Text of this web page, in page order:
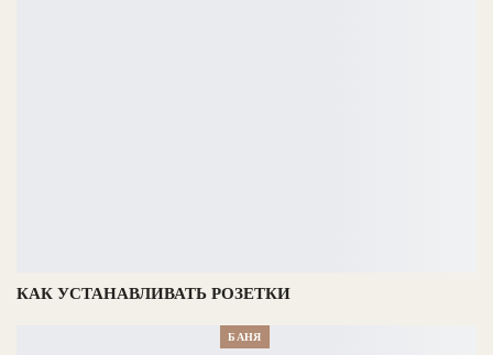
КАК УСТАНАВЛИВАТЬ РОЗЕТКИ
БАНЯ